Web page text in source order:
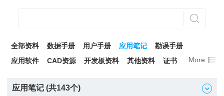

全部资料 数据手册 用户手册 应用笔记
勘误手册
应用软件
CAD资源 开发板资料 其他资料 证书 More 
应用笔记 (共143个) 